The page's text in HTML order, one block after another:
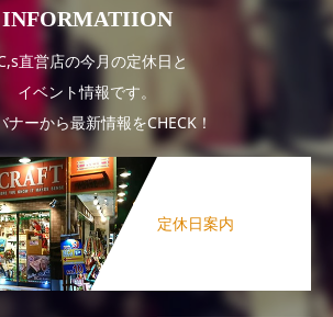
INFORMATIION
直営店の今月の定休日と
イベント情報です。
ナーから最新情報をCHECK！
定休日案内